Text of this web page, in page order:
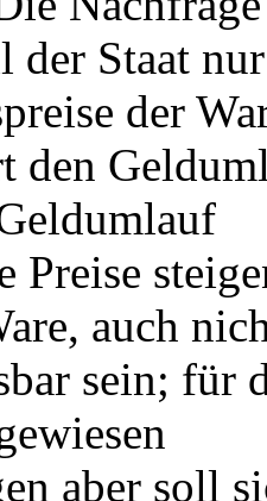
der Staat
der
den
Preise
auch
sein; für
aber soll